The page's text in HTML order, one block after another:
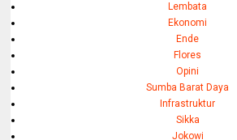
Lembata
Ekonomi
Ende
Flores
Opini
Sumba Barat Daya
Infrastruktur
Sikka
Jokowi